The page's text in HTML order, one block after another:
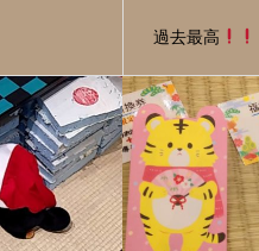
過去最高